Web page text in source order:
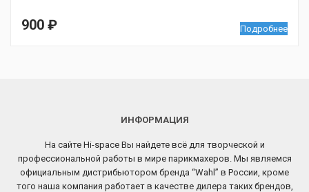
900 ₽ Подробнее
ИНФОРМАЦИЯ
На сайте Hi-space Вы найдете всё для творческой и
профессиональной работы в мире парикмахеров. Мы являемся
официальным дистрибьютором бренда “Wahl” в России, кроме
того наша компания работает в качестве дилера таких брендов,